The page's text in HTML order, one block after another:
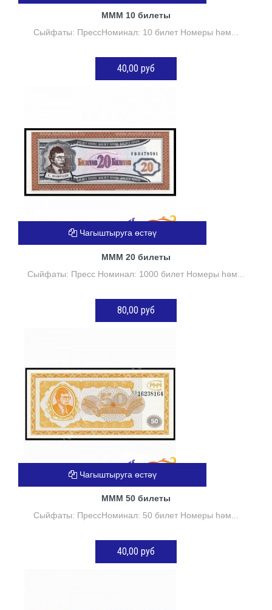
МММ 10 билеты
Сыйфаты: ПрессНоминал: 10 билет Номеры һәм...
40,00 руб
МММ 20 билеты
Сыйфаты: Пресс Номинал: 1000 билет Номеры һәм...
80,00 руб
Чагыштыруга өстәү
МММ 50 билеты
Сыйфаты: ПрессНоминал: 50 билет Номеры һәм...
40,00 руб
Чагыштыруга өстәү